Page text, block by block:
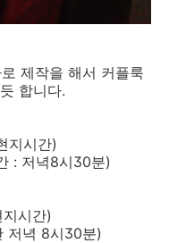
제작을 해서 커플룩
합니다.
지시간)
: 저녁8시30분)
시간)
저녁 8시30분)